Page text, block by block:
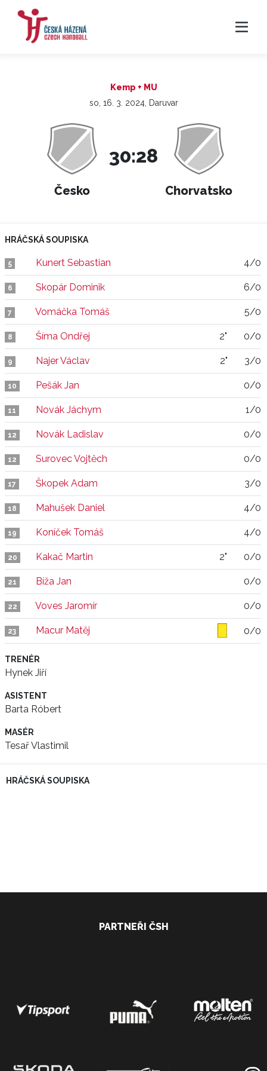
Kemp + MU
so, 16. 3. 2024, Daruvar
Česko
30:28
Chorvatsko
HRÁČSKÁ SOUPISKA
5 Kunert Sebastian 4/0
6 Skopár Dominik 6/0
7 Vomáčka Tomáš 5/0
8 Šíma Ondřej 2" 0/0
9 Najer Václav 2" 3/0
10 Pešák Jan 0/0
11 Novák Jáchym 1/0
12 Novák Ladislav 0/0
12 Surovec Vojtěch 0/0
17 Škopek Adam 3/0
18 Mahušek Daniel 4/0
19 Koníček Tomáš 4/0
20 Kakač Martin 2" 0/0
21 Bíža Jan 0/0
22 Voves Jaromír 0/0
23 Macur Matěj 0/0
TRENÉR
Hynek Jiří
ASISTENT
Barta Róbert
MASÉR
Tesař Vlastimil
HRÁČSKÁ SOUPISKA
PARTNEŘI ČSH